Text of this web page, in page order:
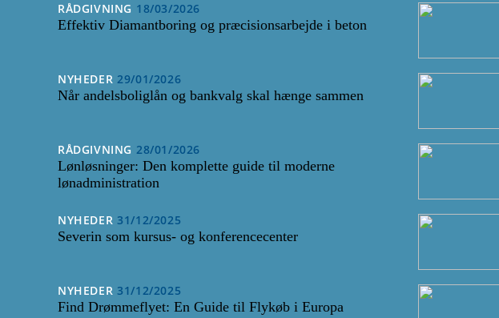
RÅDGIVNING 18/03/2026
Effektiv Diamantboring og præcisionsarbejde i beton
NYHEDER 29/01/2026
Når andelsboliglån og bankvalg skal hænge sammen
RÅDGIVNING 28/01/2026
Lønløsninger: Den komplette guide til moderne
lønadministration
NYHEDER 31/12/2025
Severin som kursus- og konferencecenter
NYHEDER 31/12/2025
Find Drømmeflyet: En Guide til Flykøb i Europa